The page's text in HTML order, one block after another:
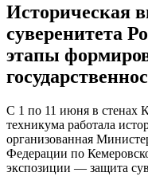
Историческая
суверенитета
этапы
С 1 по 11 июня в стенах
техникума работала
организованная
Федерации по
экспозиции — защита